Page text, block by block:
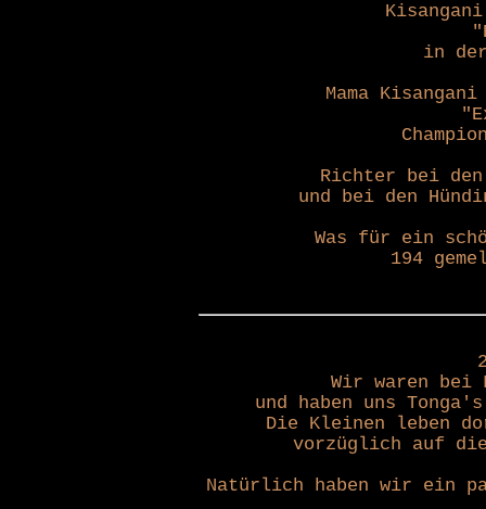
in
Mama
Richter bei den
und bei den
Was für ein
194
Wir waren bei
und haben uns
Die Kleinen leben
vorzüglich auf
Natürlich haben wir ein